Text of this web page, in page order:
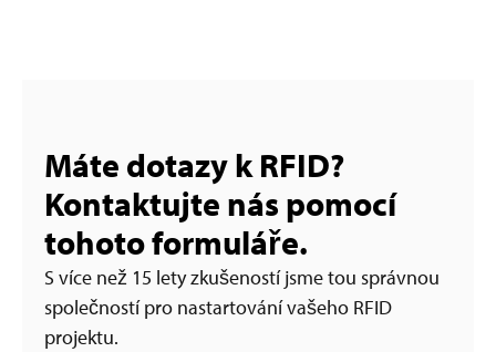
Máte dotazy k RFID?
Kontaktujte nás pomocí
tohoto formuláře.
S více než 15 lety zkušeností jsme tou správnou
společností pro nastartování vašeho RFID
projektu.